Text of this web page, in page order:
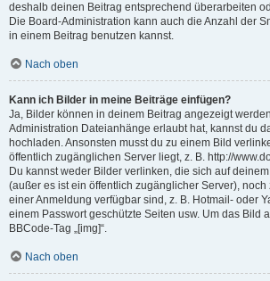
deshalb deinen Beitrag entsprechend überarbeiten
Die Board-Administration kann auch die Anzahl der
in einem Beitrag benutzen kannst.
Nach oben
Kann ich Bilder in meine Beiträge einfügen?
Ja, Bilder können in deinem Beitrag angezeigt
Administration Dateianhänge erlaubt hat, kannst du
hochladen. Ansonsten musst du zu einem Bild
öffentlich zugänglichen Server liegt, z. B. http://
Du kannst weder Bilder verlinken, die sich auf
(außer es ist ein öffentlich zugänglicher Server),
einer Anmeldung verfügbar sind, z. B. Hotmail- oder
einem Passwort geschützte Seiten usw. Um das Bild
BBCode-Tag „[img]“.
Nach oben